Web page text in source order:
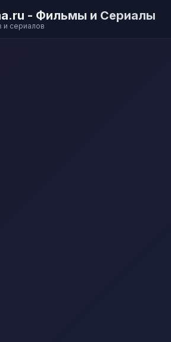
- Фильмы и Сериалы
и сериалов